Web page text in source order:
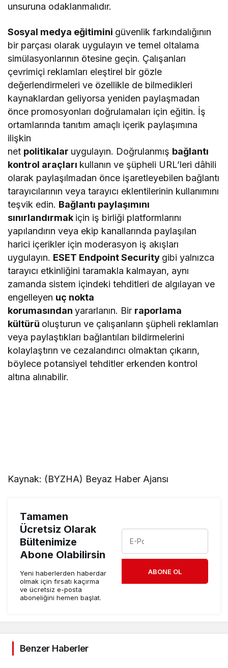
unsuruna odaklanmalıdır.
Sosyal medya eğitimini güvenlik farkındalığının
bir parçası olarak uygulayın ve temel oltalama
simülasyonlarının ötesine geçin. Çalışanları
çevrimiçi reklamları eleştirel bir gözle
değerlendirmeleri ve özellikle de bilmedikleri
kaynaklardan geliyorsa yeniden paylaşmadan
önce promosyonları doğrulamaları için eğitin. İş
ortamlarında tanıtım amaçlı içerik paylaşımına
ilişkin
net politikalar uygulayın. Doğrulanmış bağlantı
kontrol araçları kullanın ve şüpheli URL’leri dâhili
olarak paylaşılmadan önce işaretleyebilen bağlantı
tarayıcılarının veya tarayıcı eklentilerinin kullanımını
teşvik edin. Bağlantı paylaşımını
sınırlandırmak için iş birliği platformlarını
yapılandırın veya ekip kanallarında paylaşılan
harici içerikler için moderasyon iş akışları
uygulayın. ESET Endpoint Security gibi yalnızca
tarayıcı etkinliğini taramakla kalmayan, aynı
zamanda sistem içindeki tehditleri de algılayan ve
engelleyen uç nokta
korumasındanyararlanın. Bir raporlama
kültürü oluşturun ve çalışanların şüpheli reklamları
veya paylaştıkları bağlantıları bildirmelerini
kolaylaştırın ve cezalandırıcı olmaktan çıkarın,
böylece potansiyel tehditler erkenden kontrol
altına alınabilir.
Kaynak: (BYZHA) Beyaz Haber Ajansı
Tamamen
Ücretsiz Olarak
Bültenimize
Abone Olabilirsin
Yeni haberlerden haberdar
olmak için fırsatı kaçırma
ve ücretsiz e-posta
aboneliğini hemen başlat.
ABONE OL
Benzer Haberler